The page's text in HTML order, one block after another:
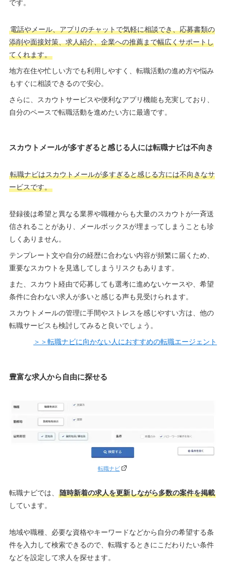
です。
電話やメール、アプリのチャットで気軽に相談でき、応募書類の
添削や面接対策、求人紹介、企業への推薦まで幅広くサポートし
てくれます。
地方在住や忙しい方でも利用しやすく、転職活動の進め方や悩み
もすぐに相談できるので安心。
さらに、スカウトサービスや便利なアプリ機能も充実しており、
自分のペースで転職活動を進めたい方に最適です。
スカウトメールが多すぎると感じる人には転職ナビは不向き
転職ナビはスカウトメールが多すぎると感じる方には不向きなサ
ービスです。
登録後は希望と異なる業界や職種からも大量のスカウトが一斉送
信されることがあり、メールボックスが埋まってしまうことも珍
しくありません。
テンプレート文や自分の経歴に合わない内容が頻繁に届くため、
重要なスカウトを見逃してしまうリスクもあります。
また、スカウト経由で応募しても選考に進めないケースや、希望
条件に合わない求人が多いと感じる声も見受けられます。
スカウトメールの管理に手間やストレスを感じやすい方は、他の
転職サービスも検討してみると良いでしょう。
＞＞転職ナビに向かない人におすすめの転職エージェント
豊富な求人から自由に探せる
転職ナビ
転職ナビでは、
随時新着の求人を更新しながら多数の案件を掲載
しています。
地域や職種、必要な資格やキーワードなどから自分の希望する条
件を入力して検索できるので、転職するときにこだわりたい条件
などを設定して求人を探せます。